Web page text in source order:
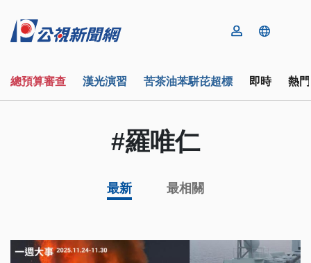
總預算審查 漢光演習 苦茶油苯駢芘超標 即時 熱
#羅唯仁
最新 最相關